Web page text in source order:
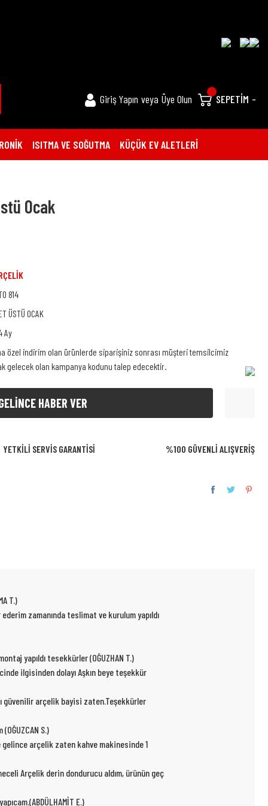
Giriş Yapın veya Üye Olun SEPETİM -
ISITMA VE SOĞUTMA KÜÇÜK EV ALETLERİ
Ocak
814
ÜSTÜ OCAK
Ay
özel indirim olan ürünlerde siparişiniz sonrası müşteri temsilcimiz
gelecek olan kampanya kodunu talep edecektir.
HABER VER
YETKİLİ SERVİS GARANTİSİ %100 GÜVENLİ ALIŞVERİŞ
T.)
zamanında teslimat ve kurulum yapıldı
yapıldı tesekkürler (OĞUZHAN T.)
ilgisinden dolayı Aşkın beye teşekkür
güvenilir arçelik bayisi zaten.Teşekkürler
S.)
arçelik zaten kahve makinesinde 1
Arçelik derin dondurucu aldım, ürünün geç
E.)